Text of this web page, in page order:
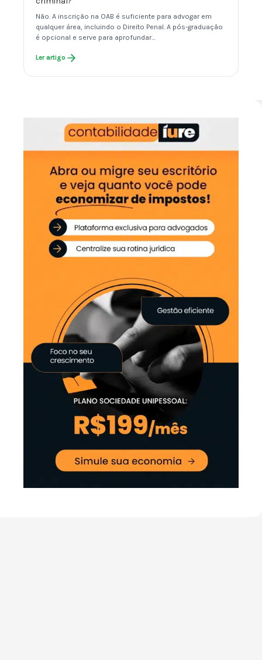
Não. A inscrição na OAB é suficiente para advogar em
qualquer área, incluindo o Direito Penal. A pós-graduação
é opcional e serve para aprofundar…
Ler artigo